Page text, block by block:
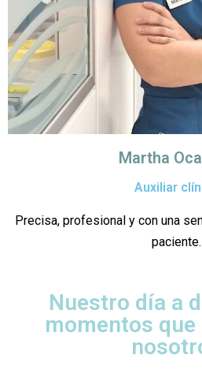
Martha
Auxiliar
Precisa, profesional y con una
paciente.
Nuestro día a
momentos que